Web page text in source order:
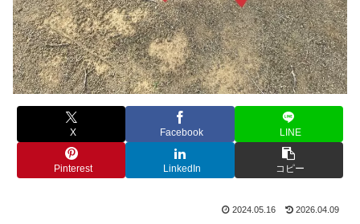
X Facebook LINE
Pinterest LinkedIn コピー
2024.05.16 2026.04.09